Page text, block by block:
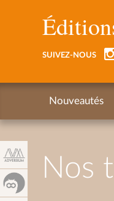
Nos
SUIVEZ-NOUS
Nouveautés